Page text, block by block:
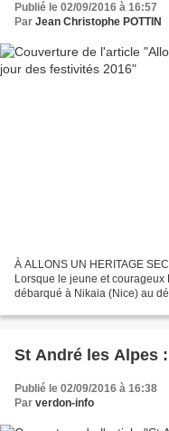
Publié le 02/09/2016 à 16:57
Par Jean Christophe POTTIN
À ALLONS UN HERITAGE
Lorsque le jeune et courageux
débarqué à Nikaia (Nice) au
Publié le 02/09/2016 à 16:38
Par verdon-info